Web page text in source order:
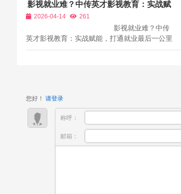
影视就业难？中传英才影视教育：实战赋
能，打通就业最后一公里
2026-04-14 261
影视就业难？中传
英才影视教育：实战赋能，打通就业最后一公里
随着影视行业的快速发展，网络剧、微短剧、商
您好！ 请登录
称呼：
邮箱：